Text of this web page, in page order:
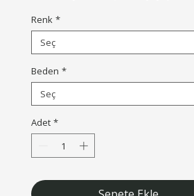
Renk *
Seç
Beden *
Seç
Adet *